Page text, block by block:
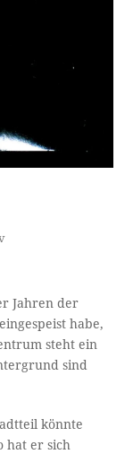
Jahren der
habe,
steht ein
sind
könnte
hat er sich